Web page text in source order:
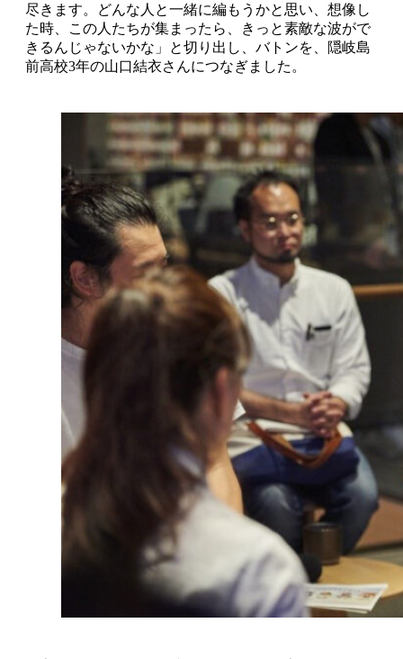
尽きます。どんな人と一緒に編もうかと思い、想像し
た時、この人たちが集まったら、きっと素敵な波がで
きるんじゃないかな」と切り出し、バトンを、隠岐島
前高校3年の山口結衣さんにつなぎました。